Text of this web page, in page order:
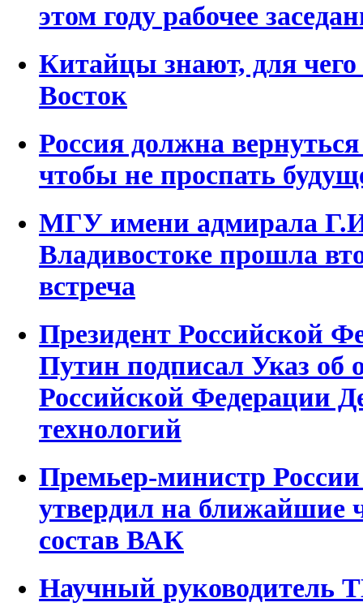
этом году рабочее
Китайцы знают, для
Восток
Россия должна
чтобы не проспать
МГУ имени адмирала
Владивостоке прошла
встреча
Президент Российской
Путин подписал Указ об
Российской Федерации
технологий
Премьер-министр
утвердил на ближайшие
состав ВАК
Научный руководитель